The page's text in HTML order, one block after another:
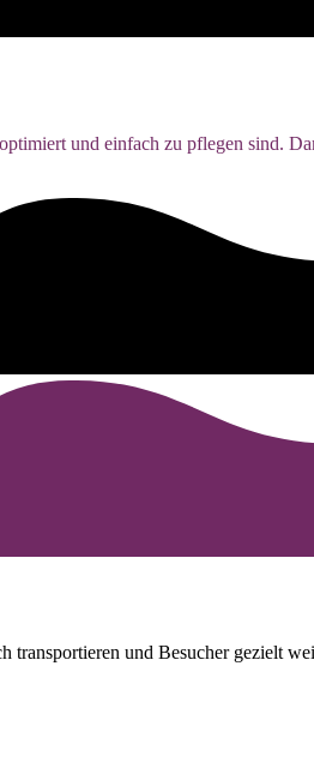
und einfach zu pflegen sind.
transportieren und Besucher gezielt